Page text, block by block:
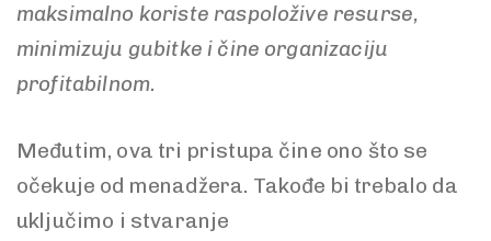
maksimalno koriste raspoložive resurse,
minimizuju gubitke i čine organizaciju
profitabilnom.
Međutim, ova tri pristupa čine ono što se
očekuje od menadžera. Takođe bi trebalo da
uključimo i stvaranje